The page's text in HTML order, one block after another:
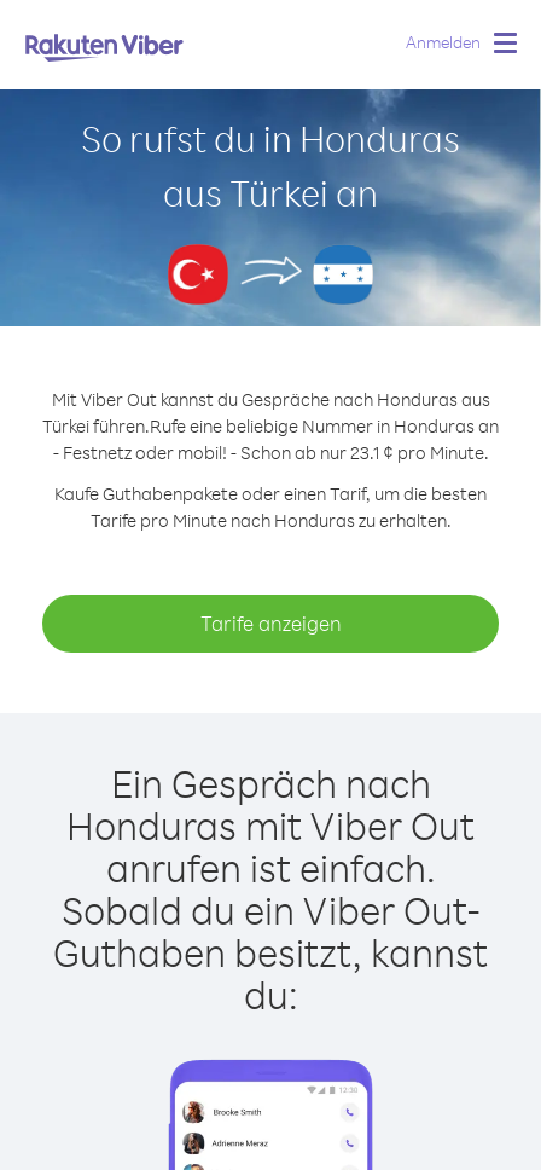
Anmelden
So rufst du in Honduras
aus Türkei an
Mit Viber Out kannst du Gespräche nach Honduras aus
Türkei führen.Rufe eine beliebige Nummer in Honduras an
- Festnetz oder mobil! - Schon ab nur 23.1 ¢ pro Minute.
Kaufe Guthabenpakete oder einen Tarif, um die besten
Tarife pro Minute nach Honduras zu erhalten.
Tarife anzeigen
Ein Gespräch nach
Honduras mit Viber Out
anrufen ist einfach.
Sobald du ein Viber Out-
Guthaben besitzt, kannst
du: